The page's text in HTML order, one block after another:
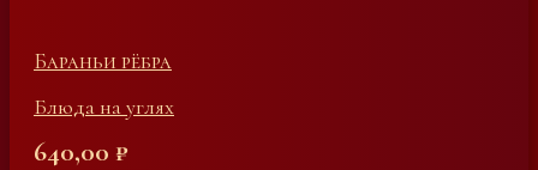
Бараньи рёбра
Блюда на углях
640,00 ₽